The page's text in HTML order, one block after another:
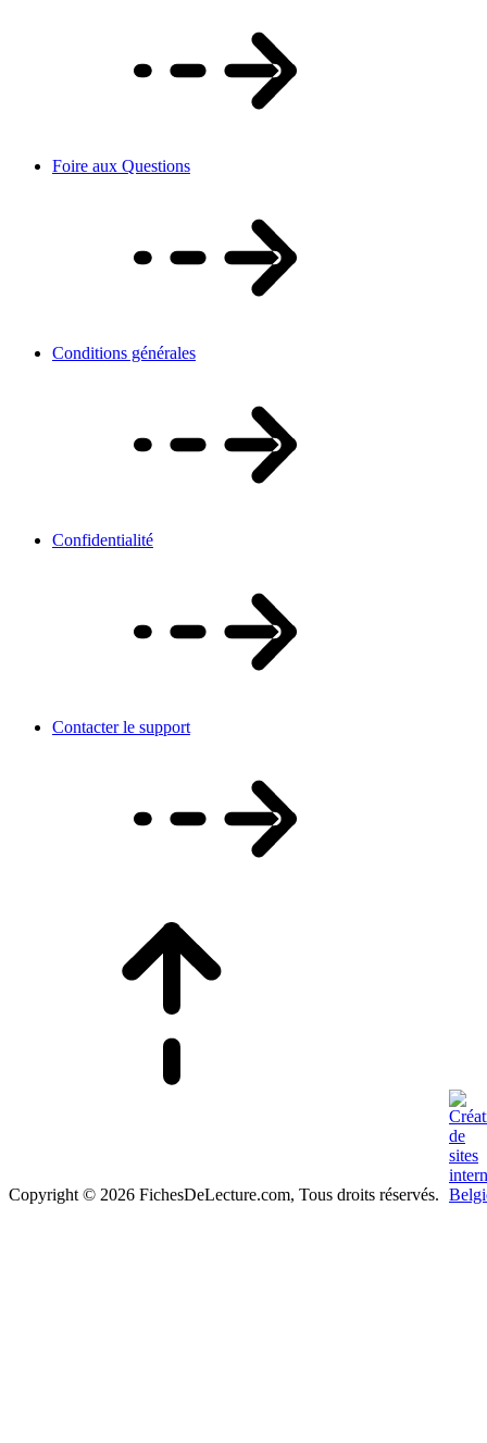
Foire aux Questions
Conditions générales
Confidentialité
Contacter le support
Copyright © 2026 FichesDeLecture.com, Tous droits réservés.